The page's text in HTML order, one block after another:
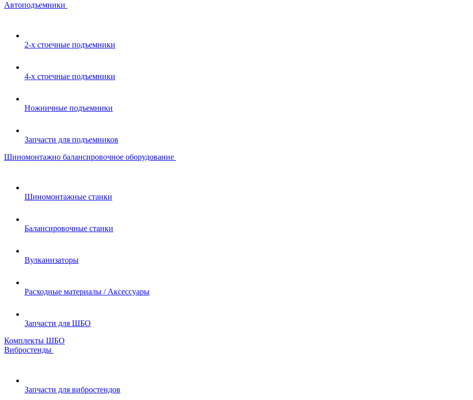
Автоподъемники
2-х стоечные подъемники
4-х стоечные подъемники
Ножничные подъемники
Запчасти для подъемников
Шиномонтажно балансировочное оборудование
Шиномонтажные станки
Балансировочные станки
Вулканизаторы
Расходные материалы / Аксессуары
Запчасти для ШБО
Комплекты ШБО
Вибростенды
Запчасти для вибростендов